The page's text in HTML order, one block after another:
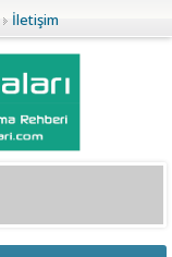
İletişim